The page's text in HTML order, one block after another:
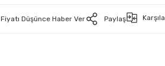
Fiyatı Düşünce Haber Ver Paylaş